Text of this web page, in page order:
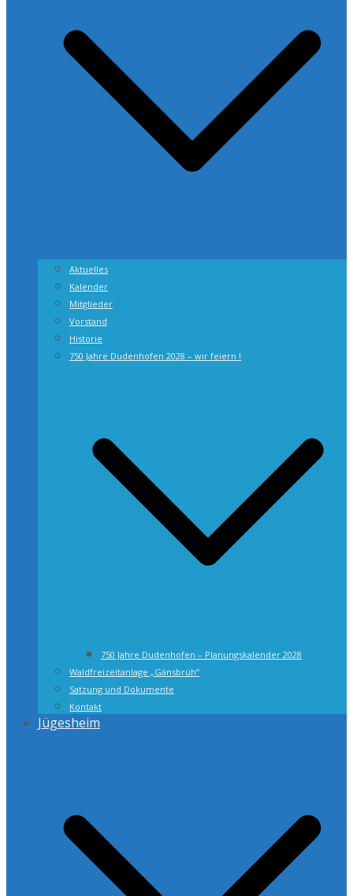
Aktuelles
Kalender
Mitglieder
Vorstand
Historie
750 Jahre Dudenhofen 2028 – wir feiern !
750 Jahre Dudenhofen – Planungskalender 2028
Waldfreizeitanlage „Gänsbrüh“
Satzung und Dokumente
Kontakt
Jügesheim